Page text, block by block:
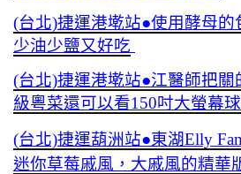
(台北)捷運港墘站●使用酵母
少油少鹽又好吃
(台北)捷運港墘站●江醫師把關
級粵菜還可以看150吋大螢幕
(台北)捷運葫洲站●東湖Elly
迷你草莓戚風，大戚風的精華